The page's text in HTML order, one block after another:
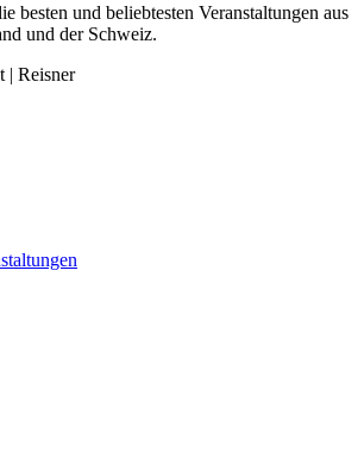
besten und beliebtesten Veranstaltungen aus
und der Schweiz.
| Reisner